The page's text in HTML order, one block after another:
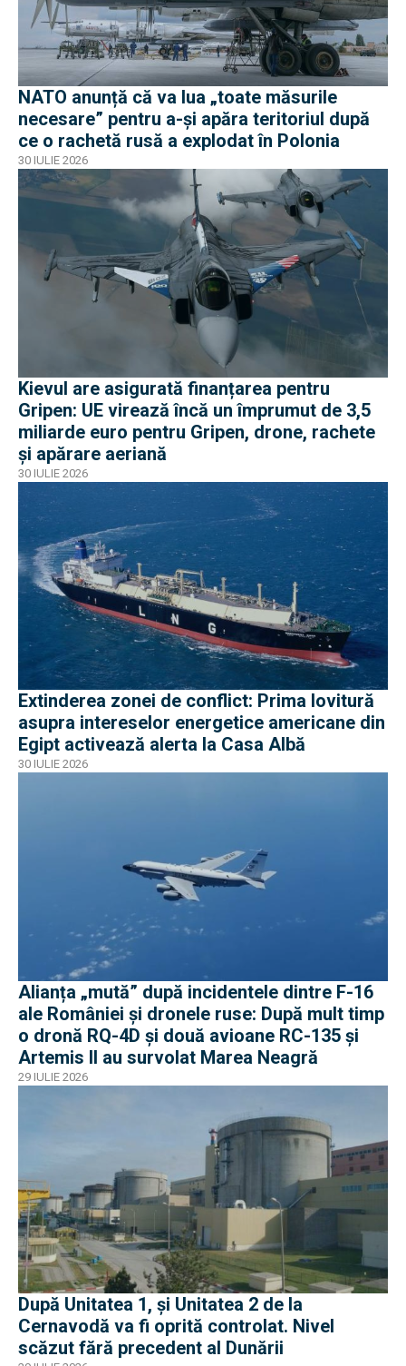
NATO anunță că va lua „toate măsurile
necesare” pentru a-și apăra teritoriul după
ce o rachetă rusă a explodat în Polonia
30 IULIE 2026
Kievul are asigurată finanțarea pentru
Gripen: UE virează încă un împrumut de 3,5
miliarde euro pentru Gripen, drone, rachete
și apărare aeriană
30 IULIE 2026
Extinderea zonei de conflict: Prima lovitură
asupra intereselor energetice americane din
Egipt activează alerta la Casa Albă
30 IULIE 2026
Alianța „mută” după incidentele dintre F-16
ale României și dronele ruse: După mult timp
o dronă RQ-4D și două avioane RC-135 și
Artemis II au survolat Marea Neagră
29 IULIE 2026
După Unitatea 1, și Unitatea 2 de la
Cernavodă va fi oprită controlat. Nivel
scăzut fără precedent al Dunării